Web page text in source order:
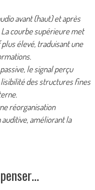
avant (haut) et après
courbe supérieure met
élevé, traduisant une
le signal perçu
des structures fines
réorganisation
améliorant la